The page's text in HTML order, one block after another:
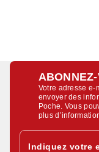
Votre adresse
envoyer des
Poche. Vous
plus
Indiquez votre